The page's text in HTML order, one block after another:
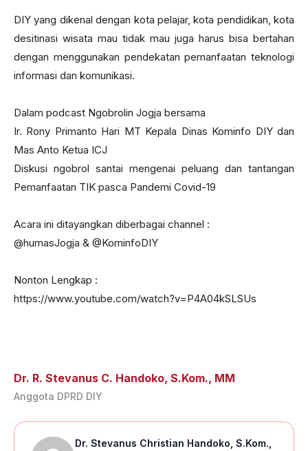
DIY yang dikenal dengan kota pelajar, kota pendidikan, kota
desitinasi wisata mau tidak mau juga harus bisa bertahan
dengan menggunakan pendekatan pemanfaatan teknologi
informasi dan komunikasi.
Dalam podcast Ngobrolin Jogja bersama
Ir. Rony Primanto Hari MT Kepala Dinas Kominfo DIY dan
Mas Anto Ketua ICJ
Diskusi ngobrol santai mengenai peluang dan tantangan
Pemanfaatan TIK pasca Pandemi Covid-19
Acara ini ditayangkan diberbagai channel :
@humasJogja & @KominfoDIY
Nonton Lengkap :
https://www.youtube.com/watch?v=P4A04kSLSUs
Dr. R. Stevanus C. Handoko, S.Kom., MM
Anggota DPRD DIY
Dr. Stevanus Christian Handoko, S.Kom.,